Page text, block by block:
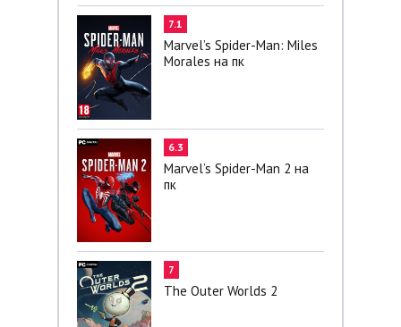
7.1
Marvel’s Spider-Man: Miles
Morales на пк
6.3
Marvel’s Spider-Man 2 на
пк
7
The Outer Worlds 2